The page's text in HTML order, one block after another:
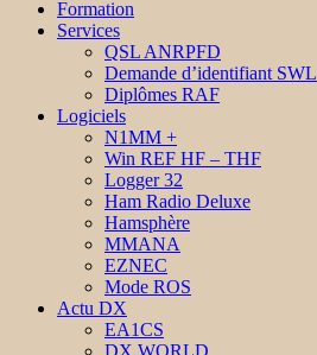
Formation
Services
QSL ANRPFD
Demande d’identifiant SWL
Diplômes RAF
Logiciels
N1MM +
Win REF HF – THF
Logger 32
Ham Radio Deluxe
Hamsphère
MMANA
EZNEC
Mode ROS
Actu DX
EA1CS
DX WORLD